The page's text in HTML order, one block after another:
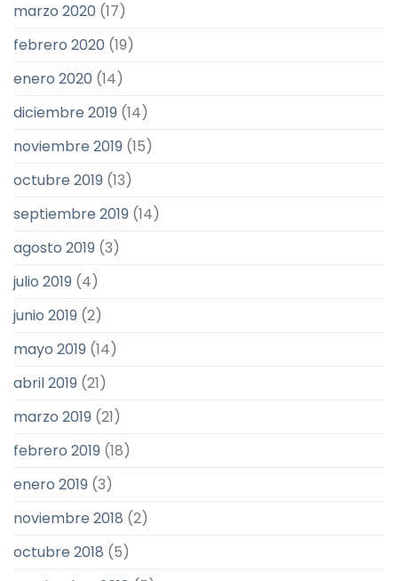
marzo 2020 (17)
febrero 2020 (19)
enero 2020 (14)
diciembre 2019 (14)
noviembre 2019 (15)
octubre 2019 (13)
septiembre 2019 (14)
agosto 2019 (3)
julio 2019 (4)
junio 2019 (2)
mayo 2019 (14)
abril 2019 (21)
marzo 2019 (21)
febrero 2019 (18)
enero 2019 (3)
noviembre 2018 (2)
octubre 2018 (5)